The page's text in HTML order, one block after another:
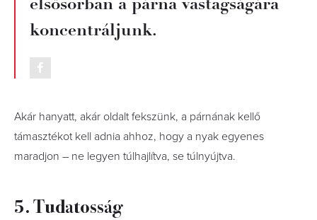
koncentráljunk.
Akár hanyatt, akár oldalt fekszünk, a párnának kellő
támasztékot kell adnia ahhoz, hogy a nyak egyenes
maradjon – ne legyen túlhajlítva, se túlnyújtva.
5. Tudatosság